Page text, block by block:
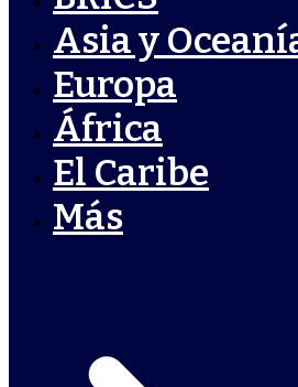
Asia y
Europa
África
El Caribe
Más